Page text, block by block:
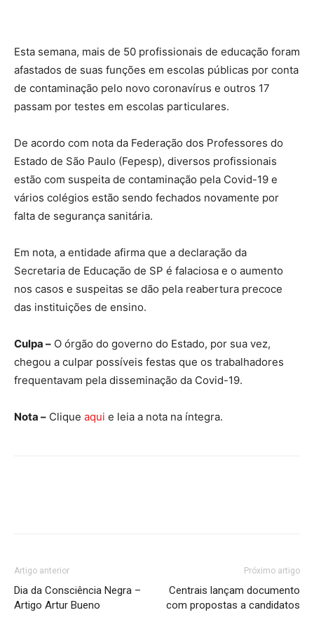
Esta semana, mais de 50 profissionais de educação foram
afastados de suas funções em escolas públicas por conta
de contaminação pelo novo coronavírus e outros 17
passam por testes em escolas particulares.
De acordo com nota da Federação dos Professores do
Estado de São Paulo (Fepesp), diversos profissionais
estão com suspeita de contaminação pela Covid-19 e
vários colégios estão sendo fechados novamente por
falta de segurança sanitária.
Em nota, a entidade afirma que a declaração da
Secretaria de Educação de SP é falaciosa e o aumento
nos casos e suspeitas se dão pela reabertura precoce
das instituições de ensino.
Culpa – O órgão do governo do Estado, por sua vez,
chegou a culpar possíveis festas que os trabalhadores
frequentavam pela disseminação da Covid-19.
Nota – Clique aqui e leia a nota na íntegra.
Artigo anterior
Dia da Consciência Negra –
Artigo Artur Bueno
Próximo artigo
Centrais lançam documento
com propostas a candidatos